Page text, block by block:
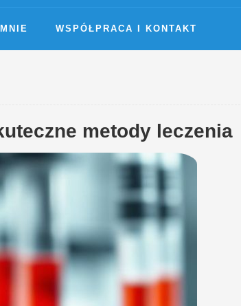
WSPÓŁPRACA I KONTAKT
metody leczenia